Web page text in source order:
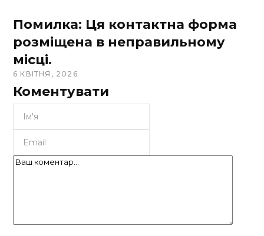
Помилка: Ця контактна форма
розміщена в неправильному
місці.
6 КВІТНЯ, 2026
Коментувати